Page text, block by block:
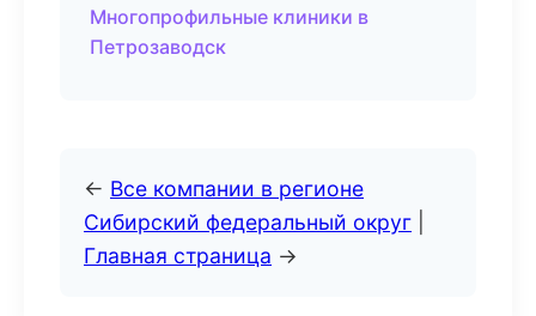
Многопрофильные клиники в
Петрозаводск
← Все компании в регионе
Сибирский федеральный округ
Главная страница →